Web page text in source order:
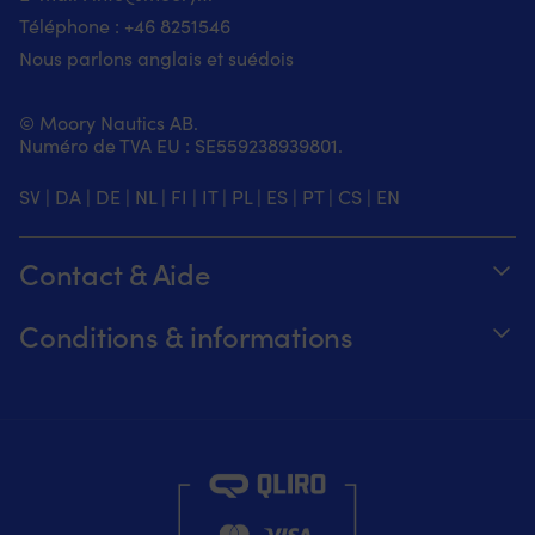
Téléphone : +46 8251546
Nous parlons anglais et suédois
© Moory Nautics AB.
Numéro de TVA EU : SE559238939801.
SV | DA | DE | NL | FI | IT| PL | ES | PT| CS | EN
Contact & Aide
Envoyez-nous un e-mail à info@moory.fr
Conditions & informations
Retours et remboursements
Conditions de vente